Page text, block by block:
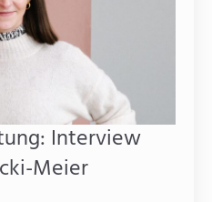
Interview
Meier